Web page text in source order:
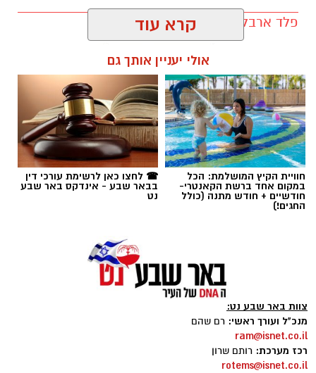
פלד ארבלי / 12:04 05.08.26
תגים:הפועל באר שבע
קרדיט: הפועל ''ויקטורי'' באר שבע
קרא עוד
אולי יעניין אותך גם
חוויית הקיץ המושלמת: הכל
במקום אחד ברשת הקאנטרי-
חודשיים + חודש מתנה (כולל
החגים!)
☎ לחצו כאן לרשימת עורכי דין
בבאר שבע - אינדקס באר שבע
נט
צוות באר שבע נט:
מנכ"ל ועורך ראשי: רם שהם
ram@isnet.co.il
רכז מערכת: רותם שרון
rotems@isnet.co.il